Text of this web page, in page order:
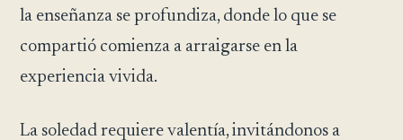
la enseñanza se profundiza, donde lo que se
compartió comienza a arraigarse en la
experiencia vivida.
La soledad requiere valentía, invitándonos a